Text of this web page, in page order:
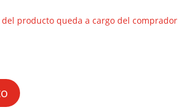
producto queda a cargo del comprador